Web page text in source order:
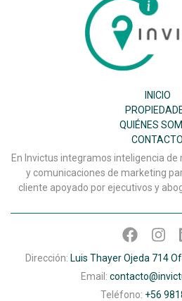
Invictus
INICIO
QUIÉNES
CONTACTO
En Invictus integramos inteligencia de
y comunicaciones de marketing
cliente apoyado por ejecutivos y
Dirección: Luis Thayer Ojeda 714
Email:
Teléfono: +56